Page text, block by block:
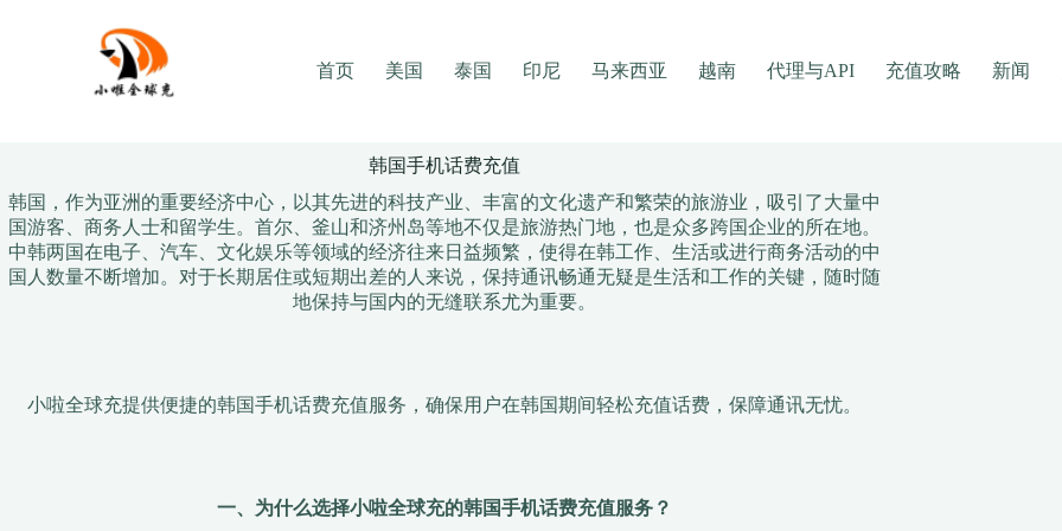
首页
美国 泰国 印尼 马来西亚 越南 代理与API 充值攻略 新闻
韩国手机话费充值
韩国，作为亚洲的重要经济中心，以其先进的科技产业、丰富的文化遗产和繁荣的旅游业，吸引了大量中
国游客、商务人士和留学生。首尔、釜山和济州岛等地不仅是旅游热门地，也是众多跨国企业的所在地。
中韩两国在电子、汽车、文化娱乐等领域的经济往来日益频繁，使得在韩工作、生活或进行商务活动的中
国人数量不断增加。对于长期居住或短期出差的人来说，保持通讯畅通无疑是生活和工作的关键，随时随
地保持与国内的无缝联系尤为重要。
小啦全球充提供便捷的韩国手机话费充值服务，确保用户在韩国期间轻松充值话费，保障通讯无忧。
一、为什么选择小啦全球充的韩国手机话费充值服务？